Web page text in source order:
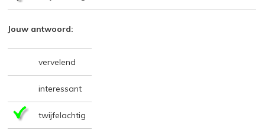
Jouw antwoord:
vervelend
interessant
twijfelachtig